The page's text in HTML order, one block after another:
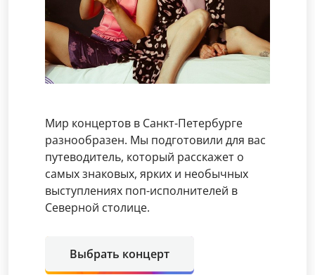
Мир концертов в Санкт-Петербурге
разнообразен. Мы подготовили для вас
путеводитель, который расскажет о
самых знаковых, ярких и необычных
выступлениях поп-исполнителей в
Северной столице.
Выбрать концерт